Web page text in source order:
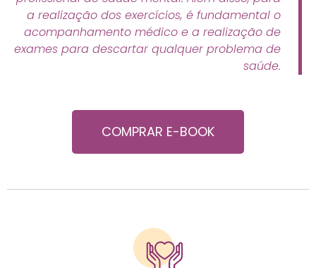
a realização dos exercícios, é fundamental o
acompanhamento médico e a realização de
exames para descartar qualquer problema de
saúde.
COMPRAR E-BOOK